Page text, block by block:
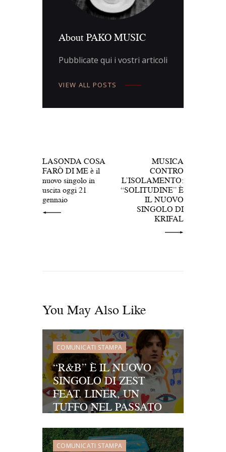
About PAKO MUSIC
Pubblicate qui i vostri articoli
VIEW ALL POSTS
LASONDA COSA
FARÒ DI ME è il
nuovo singolo in
uscita oggi 21
gennaio
MUSICA
CONTRO
L’ISOLAMENTO:
“SOLITUDINE” È
IL NUOVO
SINGOLO DI
KRIFAL
You May Also Like
COMUNICATI STAMPA
“R&B” È IL NUOVO
SINGOLO DI ZEST
FEAT. LINER, UN
TUFFO NEL PASSATO
STESSI E LE PROPRIE
INCLINAZIONI
COMUNICATI STAMPA